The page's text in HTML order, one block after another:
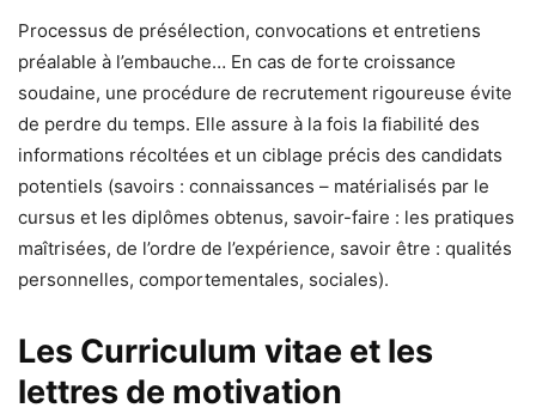
Processus de présélection, convocations et entretiens
préalable à l’embauche… En cas de forte croissance
soudaine, une procédure de recrutement rigoureuse évite
de perdre du temps. Elle assure à la fois la fiabilité des
informations récoltées et un ciblage précis des candidats
potentiels (savoirs : connaissances – matérialisés par le
cursus et les diplômes obtenus, savoir-faire : les pratiques
maîtrisées, de l’ordre de l’expérience, savoir être : qualités
personnelles, comportementales, sociales).
Les Curriculum vitae et les
lettres de motivation